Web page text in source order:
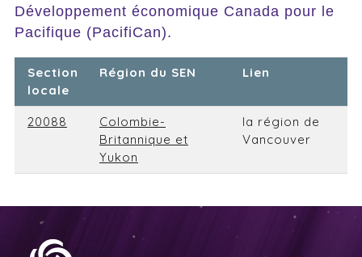
Développement économique Canada pour le
Pacifique (PacifiCan).
Section
locale
Région du SEN Lien
20088
Colombie-
Britannique et
Yukon
la région de
Vancouver